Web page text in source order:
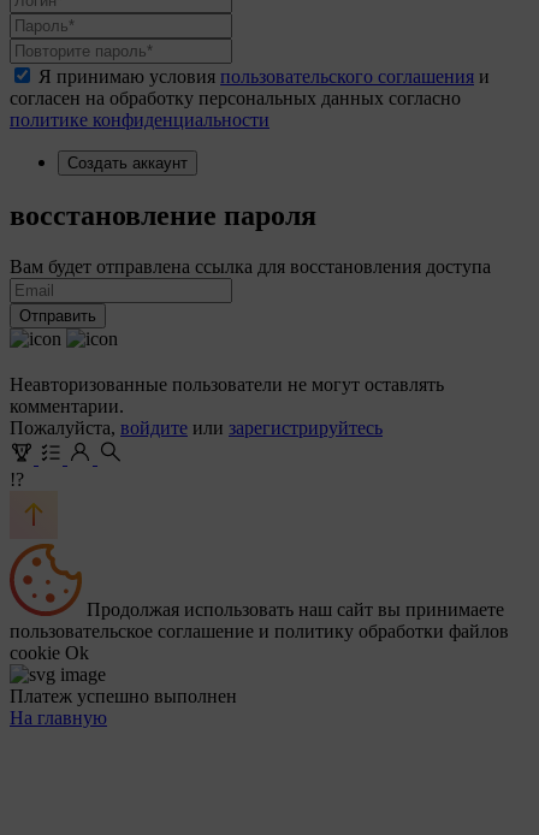
Я принимаю условия пользовательского соглашения и
согласен на обработку персональных данных согласно
политике конфиденциальности
Создать аккаунт
восстановление пароля
Вам будет отправлена ссылка для восстановления доступа
Отправить
Неавторизованные пользователи не могут оставлять
комментарии.
Пожалуйста, войдите или зарегистрируйтесь
!?
Продолжая использовать наш сайт вы принимаете
пользовательское соглашение и политику обработки файлов
cookie Ok
Платеж успешно выполнен
На главную